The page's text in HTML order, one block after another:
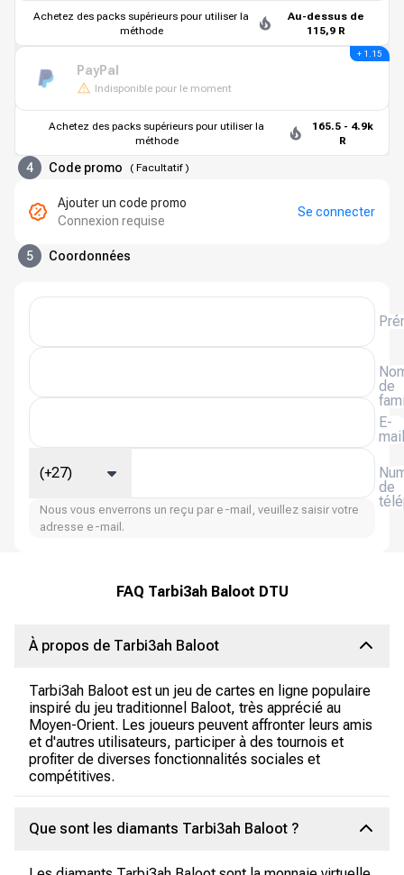
Achetez des packs supérieurs pour utiliser la
méthode
Au-dessus de
115,9 R
PayPal
Indisponible pour le moment
+ 1.15
Achetez des packs supérieurs pour utiliser la
méthode
165.5 - 4.9k
R
4 Code promo ( Facultatif)
Ajouter un code promo
Connexion requise
Se connecter
5 Coordonnées
de
E-
mail
de
(+27)
Nous vous enverrons un reçu par e-mail, veuillez saisir votre
adresse e-mail.
FAQ Tarbi3ah Baloot DTU
À propos de Tarbi3ah Baloot
Tarbi3ah Baloot est un jeu de cartes en ligne populaire
inspiré du jeu traditionnel Baloot, très apprécié au
Moyen-Orient. Les joueurs peuvent affronter leurs amis
et d'autres utilisateurs, participer à des tournois et
profiter de diverses fonctionnalités sociales et
compétitives.
Que sont les diamants Tarbi3ah Baloot ?